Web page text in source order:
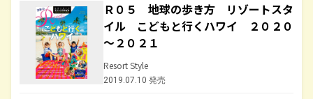
Ｒ０５ 地球の歩き方 リゾートスタ
イル こどもと行くハワイ ２０２０
～２０２１
Resort Style
2019.07.10 発売